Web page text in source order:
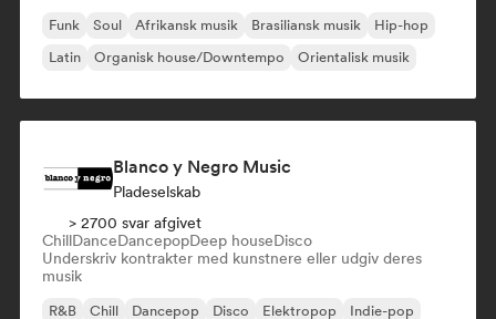
Funk Soul Afrikansk musik Brasiliansk musik
Hip-hop
Latin
Organisk house/Downtempo Orientalisk musik
Blanco y Negro Music
Pladeselskab
> 2700 svar afgivet
ChillDanceDancepopDeep houseDisco
Underskriv kontrakter med kunstnere eller udgiv deres
musik
R&B Chill Dancepop Disco Elektropop
Indie-pop